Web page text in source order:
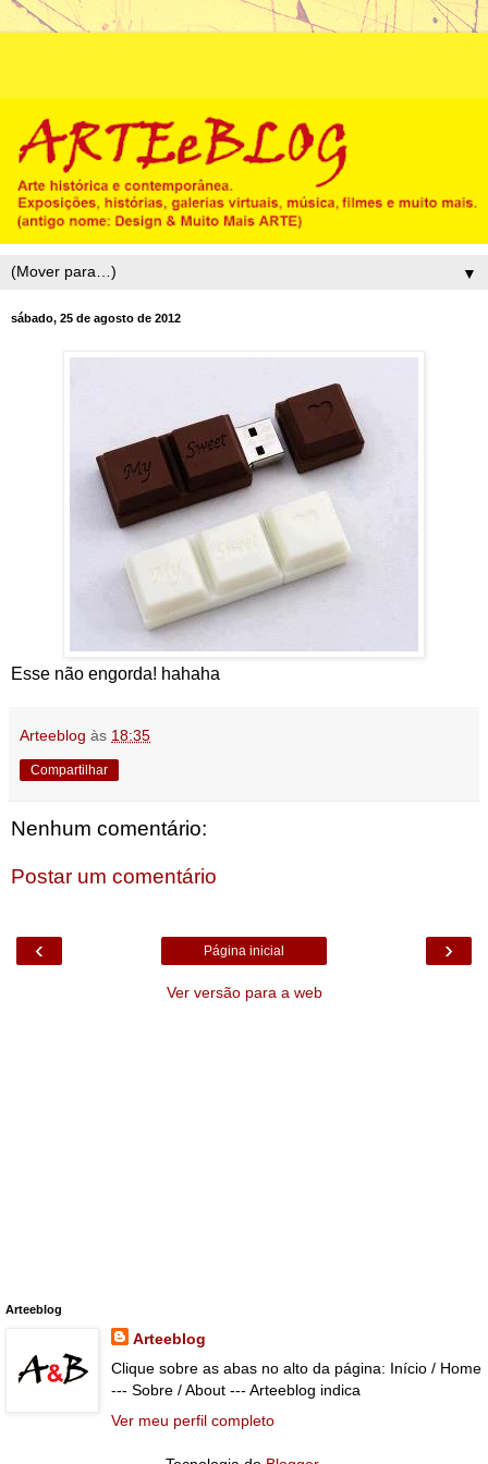
▼
sábado, 25 de agosto de 2012
Esse não engorda! hahaha
Arteeblog às 18:35
Compartilhar
Nenhum comentário:
Postar um comentário
‹ ›
Página inicial
Ver versão para a web
Arteeblog
Arteeblog
Clique sobre as abas no alto da página: Início / Home
--- Sobre / About --- Arteeblog indica
Ver meu perfil completo